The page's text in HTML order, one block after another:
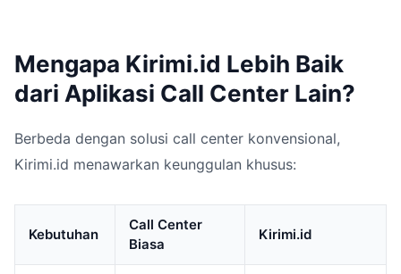
Mengapa Kirimi.id Lebih Baik
dari Aplikasi Call Center Lain?
Berbeda dengan solusi call center konvensional,
Kirimi.id menawarkan keunggulan khusus:
Kebutuhan
Call Center
Biasa
Kirimi.id